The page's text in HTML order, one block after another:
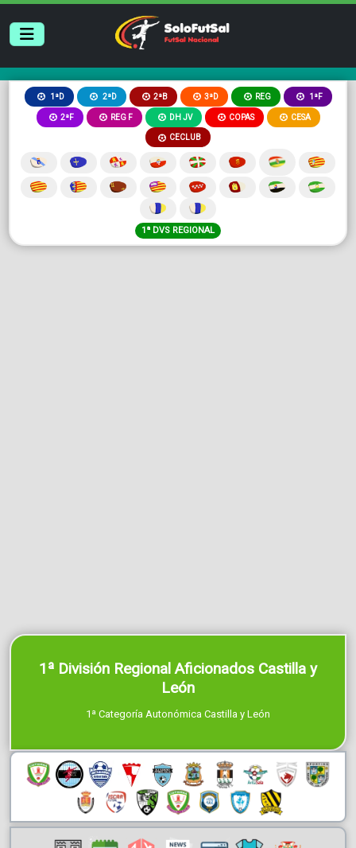
1ªD 2ªD 2ªB 3ªD REG 1ªF
2ªF REG F DH JV COPAS CESA
CECLUB
1ª DVS REGIONAL
1ª División Regional Aficionados Castilla y
León
1ª Categoría Autonómica Castilla y León